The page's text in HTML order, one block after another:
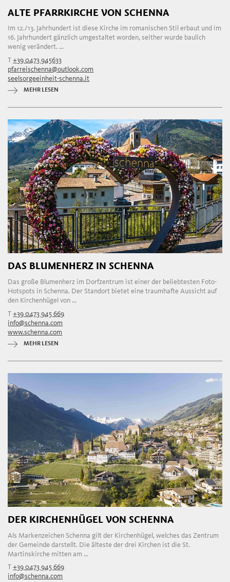
ALTE PFARRKIRCHE VON SCHENNA
Im 12./13. Jahrhundert ist diese Kirche im romanischen Stil erbaut und im
16. Jahrhundert gänzlich umgestaltet worden, seither wurde baulich
wenig verändert. ...
T+39 0473 945633
pfarreischenna@outlook.com
seelsorgeeinheit-schenna.it
MEHR LESEN
DAS BLUMENHERZ IN SCHENNA
Das große Blumenherz im Dorfzentrum ist einer der beliebtesten Foto-
Hotspots in Schenna. Der Standort bietet eine traumhafte Aussicht auf
den Kirchenhügel von ...
T+39 0473 945 669
info@schenna.com
www.schenna.com
MEHR LESEN
DER KIRCHENHÜGEL VON SCHENNA
Als Markenzeichen Schenna gilt der Kirchenhügel, welches das Zentrum
der Gemeinde darstellt. Die älteste der drei Kirchen ist die St.
Martinskirche mitten am ...
T+39 0473 945 669
info@schenna.com